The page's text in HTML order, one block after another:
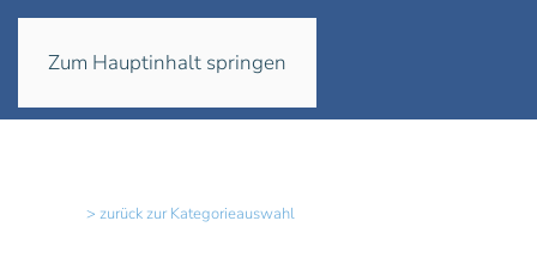
Zum Hauptinhalt springen
> zurück zur Kategorieauswahl